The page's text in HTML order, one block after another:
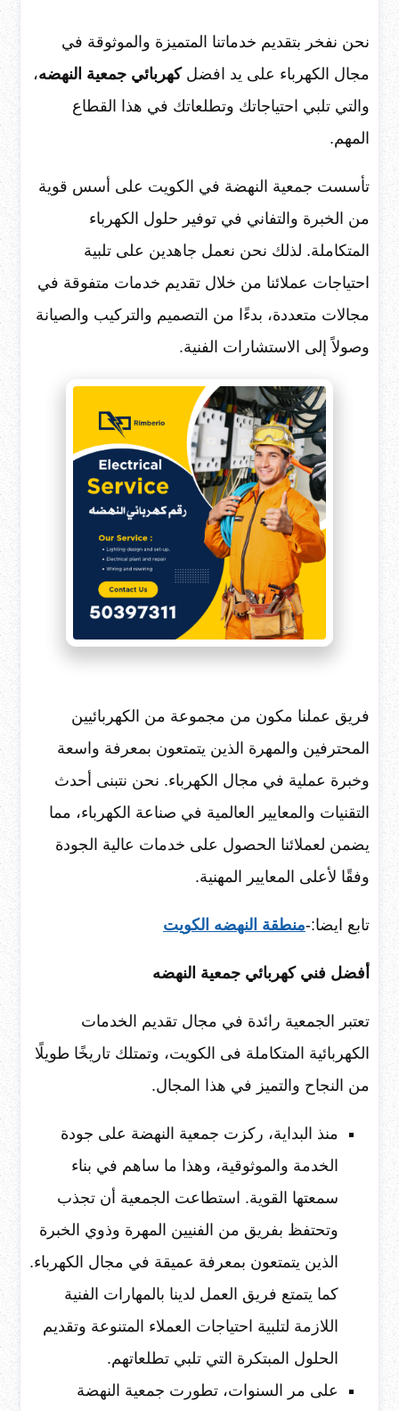
نحن نفخر بتقديم خدماتنا المتميزة والموثوقة في
مجال الكهرباء على يد افضلكهربائي جمعية النهضه،
والتي تلبي احتياجاتك وتطلعاتك في هذا القطاع
المهم.
تأسست جمعية النهضة في الكويت على أسس قوية
من الخبرة والتفاني في توفير حلول الكهرباء
المتكاملة. لذلك نحن نعمل جاهدين على تلبية
احتياجات عملائنا من خلال تقديم خدمات متفوقة في
مجالات متعددة، بدءًا من التصميم والتركيب والصيانة
وصولاً إلى الاستشارات الفنية.
فريق عملنا مكون من مجموعة من الكهربائيين
المحترفين والمهرة الذين يتمتعون بمعرفة واسعة
وخبرة عملية في مجال الكهرباء. نحن نتبنى أحدث
التقنيات والمعايير العالمية في صناعة الكهرباء، مما
يضمن لعملائنا الحصول على خدمات عالية الجودة
وفقًا لأعلى المعايير المهنية.
تابع ايضا:-منطقة النهضه الكويت
أفضل فني كهربائي جمعية النهضه
تعتبر الجمعية رائدة في مجال تقديم الخدمات
الكهربائية المتكاملة فى الكويت، وتمتلك تاريخًا طويلًا
من النجاح والتميز في هذا المجال.
منذ البداية، ركزت جمعية النهضة على جودة
الخدمة والموثوقية، وهذا ما ساهم في بناء
سمعتها القوية. استطاعت الجمعية أن تجذب
وتحتفظ بفريق من الفنيين المهرة وذوي الخبرة
الذين يتمتعون بمعرفة عميقة في مجال الكهرباء.
كما يتمتع فريق العمل لدينا بالمهارات الفنية
اللازمة لتلبية احتياجات العملاء المتنوعة وتقديم
الحلول المبتكرة التي تلبي تطلعاتهم.
على مر السنوات، تطورت جمعية النهضة